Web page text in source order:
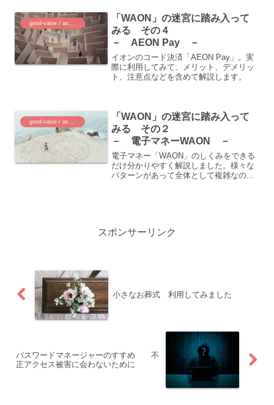
「WAON」の迷宮に踏み入って
みる その４
－ AEON Pay －
イオンのコード決済「AEON Pay」。実
際に利用してみて、メリット、デメリッ
ト、注意点などを含めて解説します。
「WAON」の迷宮に踏み入って
みる その２
－ 電子マネーWAON －
電子マネー「WAON」のしくみをできる
だけ分かりやすく解説しました。様々な
パターンがあって全体として複雑なので
スポンサーリンク
小さなお葬式 利用してみました
パスワードマネージャーのすすめ 不
正アクセス被害に会わないために